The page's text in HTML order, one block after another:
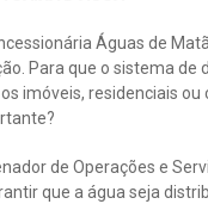
Águas de
Para que o sistema
imóveis, residenciais
de Operações e
que a água seja